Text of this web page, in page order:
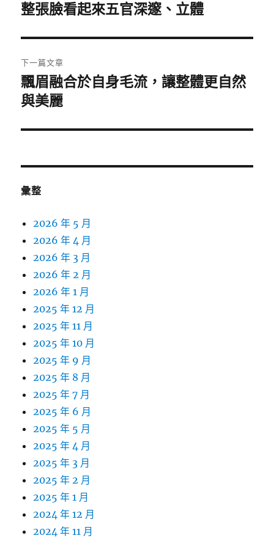
導
覽
一
文
章:
整張臉看起來五官深邃、立體
下一篇文章
下
一
文
飄眉融合於自身毛流，讓整體更自然
與美麗
彙整
2026 年 5 月
2026 年 4 月
2026 年 3 月
2026 年 2 月
2026 年 1 月
2025 年 12 月
2025 年 11 月
2025 年 10 月
2025 年 9 月
2025 年 8 月
2025 年 7 月
2025 年 6 月
2025 年 5 月
2025 年 4 月
2025 年 3 月
2025 年 2 月
2025 年 1 月
2024 年 12 月
2024 年 11 月